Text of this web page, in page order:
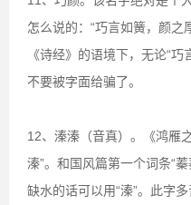
怎么说的：“巧言如簧，颜之
《诗经》的语境下，无论“巧
不要被字面给骗了。
12、溱溱（音真）。《鸿雁
溱”。和国风篇第一个词条“
缺水的话可以用“溱”。此字多